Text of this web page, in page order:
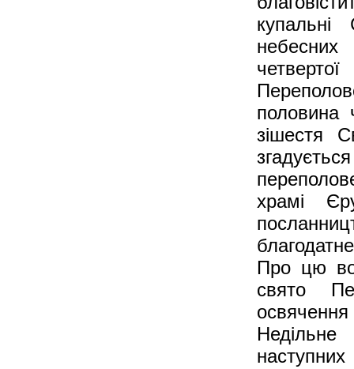
половина
зішестя
храмі
Про цю
свято
наступних